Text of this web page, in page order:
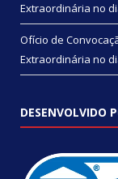
Extraordinária no
Ofício de
Extraordinária no
DESENVOLVIDO